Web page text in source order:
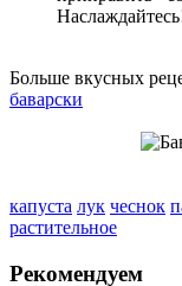
Больше вкусных
баварски
капуста лук чеснок
растительное
Рекомендуем